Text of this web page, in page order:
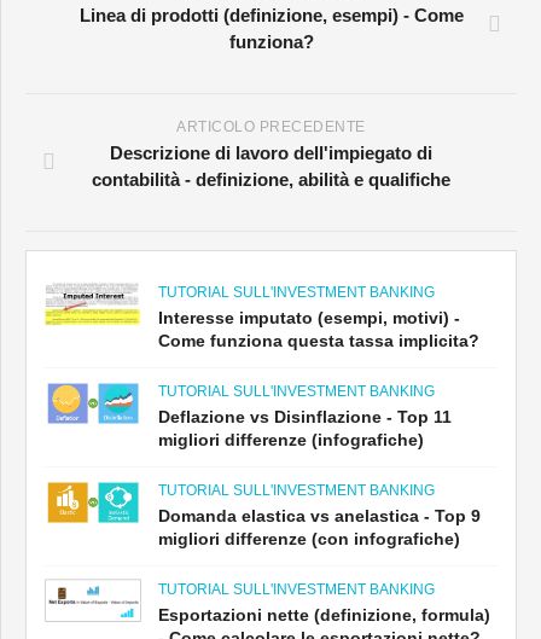
Linea di prodotti (definizione, esempi) - Come
funziona?
ARTICOLO PRECEDENTE
Descrizione di lavoro dell'impiegato di
contabilità - definizione, abilità e qualifiche
TUTORIAL SULL'INVESTMENT BANKING
Interesse imputato (esempi, motivi) -
Come funziona questa tassa implicita?
TUTORIAL SULL'INVESTMENT BANKING
Deflazione vs Disinflazione - Top 11
migliori differenze (infografiche)
TUTORIAL SULL'INVESTMENT BANKING
Domanda elastica vs anelastica - Top 9
migliori differenze (con infografiche)
TUTORIAL SULL'INVESTMENT BANKING
Esportazioni nette (definizione, formula)